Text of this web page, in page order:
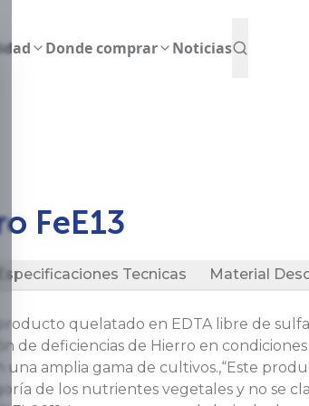
Donde comprar Noticias
FeE13
Especificaciones Tecnicas Material
quelatado en EDTA libre de
de deficiencias de Hierro en
una amplia gama de cultivos.,“Este
de los nutrientes vegetales y no se